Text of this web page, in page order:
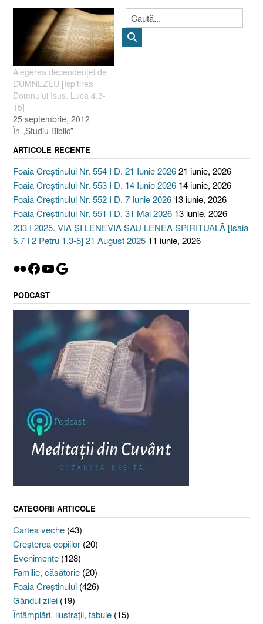
Alegerea dependenţei de
DUMNEZEU [Ispitirea
Domnului Isus. Luca 4.3-
15]
25 septembrie, 2012
În „Studiu Biblic”
ARTICOLE RECENTE
Foaia Creștinului Nr. 554 I D. 21 Iunie 202621 iunie, 2026
Foaia Creștinului Nr. 553 I D. 14 Iunie 2026 14 iunie, 2026
Foaia Creștinului Nr. 552 I D. 7 Iunie 2026 13 iunie, 2026
Foaia Creștinului Nr. 551 I D. 31 Mai 2026 13 iunie, 2026
233 I 2025. VIA ȘI LENEVIA SAU LENEA SPIRITUALĂ [Isaia
5.7 I 2 Petru 1.3-5] 21 August 2025 11 iunie, 2026
Flickr
Facebook
YouTube
Google
PODCAST
CATEGORII ARTICOLE
Cartea veche (43)
Creşterea copiilor (20)
Evenimente (128)
Familie, căsătorie (20)
Foaia Creştinului (426)
Gândul zilei (19)
Întâmplări, ilustraţii, fabule (15)